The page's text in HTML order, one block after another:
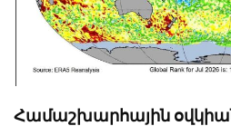
Համաշխարհային